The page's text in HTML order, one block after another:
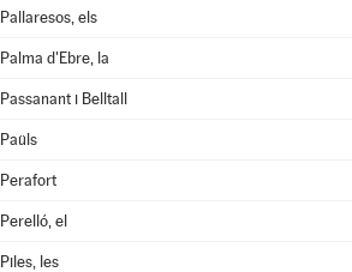
Pallaresos, els
Palma d'Ebre, la
Passanant i Belltall
Paüls
Perafort
Perelló, el
Piles, les